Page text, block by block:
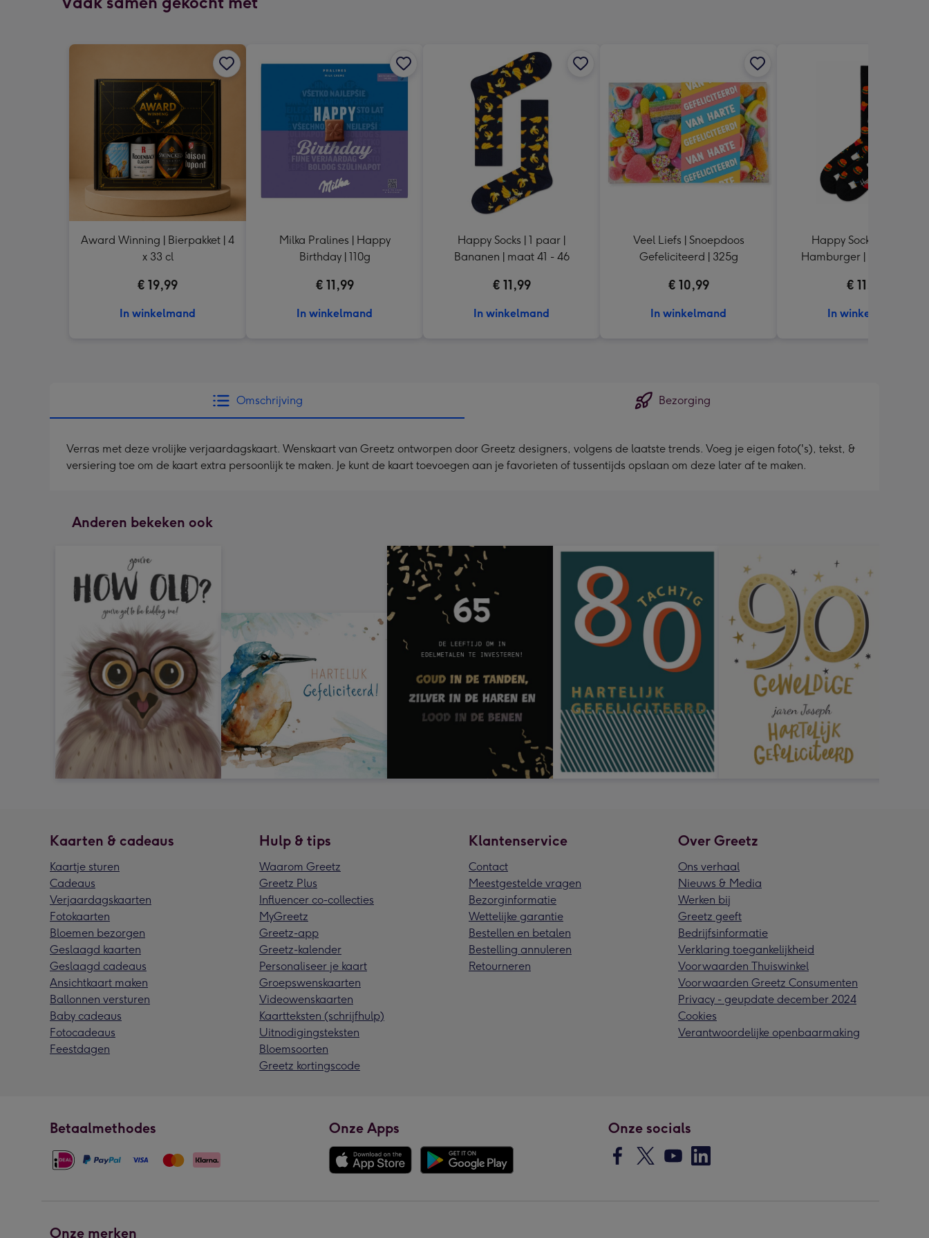
Award Winning | Bierpakket | 4
x 33 cl
€ 19,99
In winkelmand
Milka Pralines | Happy
Birthday | 110g
€ 11,99
In winkelmand
Happy Socks | 1 paar |
Bananen | maat 41 - 46
€ 11,99
In winkelmand
Veel Liefs | Snoepdoos
Gefeliciteerd | 325g
€ 10,99
In winkelmand
Happy Socks | 1 paar |
Hamburger | maat 41 -
€ 11,99
In winkelmand
Omschrijving Bezorging
Verras met deze vrolijke verjaardagskaart. Wenskaart van Greetz ontworpen door Greetz designers, volgens de laatste trends. Voeg je eigen foto('s), tekst, &
versiering toe om de kaart extra persoonlijk te maken. Je kunt de kaart toevoegen aan je favorieten of tussentijds opslaan om deze later af te maken.
Anderen bekeken ook
Kaarten & cadeaus
Kaartje sturen
Cadeaus
Verjaardagskaarten
Fotokaarten
Bloemen bezorgen
Geslaagd kaarten
Geslaagd cadeaus
Ansichtkaart maken
Ballonnen versturen
Baby cadeaus
Fotocadeaus
Feestdagen
Hulp & tips
Waarom Greetz
Greetz Plus
Influencer co-collecties
MyGreetz
Greetz-app
Greetz-kalender
Personaliseer je kaart
Groepswenskaarten
Videowenskaarten
Kaartteksten (schrijfhulp)
Uitnodigingsteksten
Bloemsoorten
Greetz kortingscode
Klantenservice
Contact
Meestgestelde vragen
Bezorginformatie
Wettelijke garantie
Bestellen en betalen
Bestelling annuleren
Retourneren
Over Greetz
Ons verhaal
Nieuws & Media
Werken bij
Greetz geeft
Bedrijfsinformatie
Verklaring toegankelijkheid
Voorwaarden Thuiswinkel
Voorwaarden Greetz Consumenten
Privacy - geupdate december 2024
Cookies
Verantwoordelijke openbaarmaking
Betaalmethodes Onze Apps Onze socials
Onze merken